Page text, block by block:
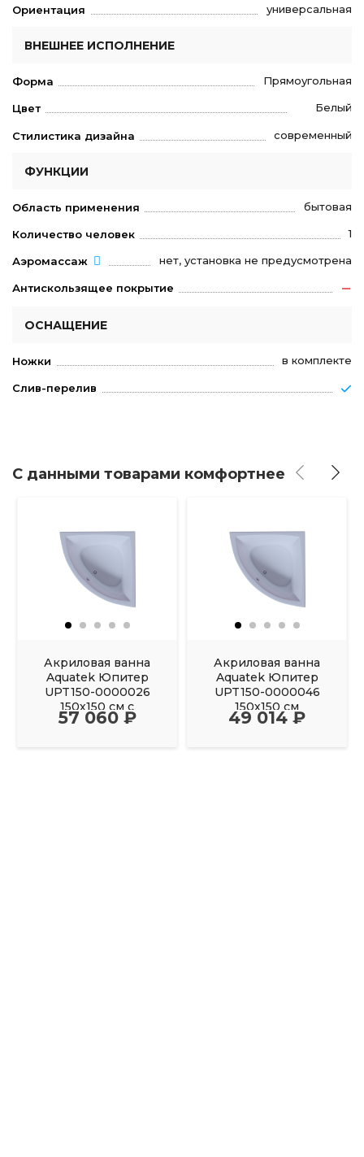
Ориентация универсальная
ВНЕШНЕЕ ИСПОЛНЕНИЕ
Форма Прямоугольная
Цвет Белый
Стилистика дизайна современный
ФУНКЦИИ
Область применения бытовая
Количество человек 1
Аэромассаж нет, установка не предусмотрена
Антискользящее покрытие
ОСНАЩЕНИЕ
Ножки в комплекте
Слив-перелив
С данными товарами комфортнее
Акриловая ванна
Aquatek Юпитер
UPT150-0000026
150х150 см с
фронтальным
57 060 ₽
Акриловая ванна
Aquatek Юпитер
UPT150-0000046
150х150 см
49 014 ₽